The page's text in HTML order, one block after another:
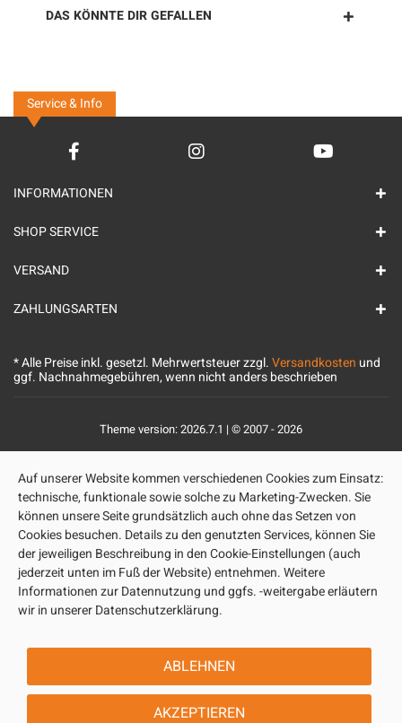
DAS KÖNNTE DIR GEFALLEN
Service & Info
INFORMATIONEN
SHOP SERVICE
VERSAND
ZAHLUNGSARTEN
* Alle Preise inkl. gesetzl. Mehrwertsteuer zzgl.Versandkosten und
ggf. Nachnahmegebühren, wenn nicht anders beschrieben
Theme version: 2026.7.1 | © 2007 - 2026
Auf unserer Website kommen verschiedenen Cookies zum Einsatz:
technische, funktionale sowie solche zu Marketing-Zwecken. Sie
können unsere Seite grundsätzlich auch ohne das Setzen von
Cookies besuchen. Details zu den genutzten Services, können Sie
der jeweiligen Beschreibung in den Cookie-Einstellungen (auch
jederzeit unten im Fuß der Website) entnehmen. Weitere
Informationen zur Datennutzung und ggfs. -weitergabe erläutern
wir in unserer Datenschutzerklärung.
ABLEHNEN
AKZEPTIEREN